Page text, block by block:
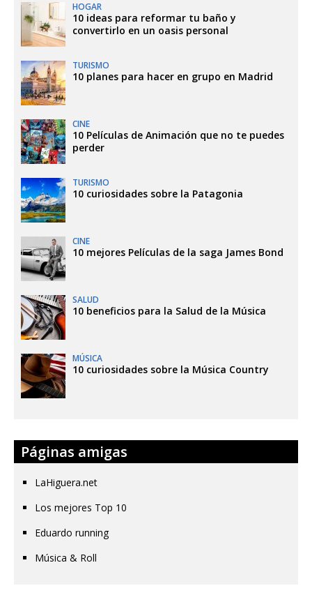
HOGAR
10 ideas para reformar tu baño y
convertirlo en un oasis personal
TURISMO
10 planes para hacer en grupo en Madrid
CINE
10 Películas de Animación que no te puedes
perder
TURISMO
10 curiosidades sobre la Patagonia
CINE
10 mejores Películas de la saga James Bond
SALUD
10 beneficios para la Salud de la Música
MÚSICA
10 curiosidades sobre la Música Country
Páginas amigas
LaHiguera.net
Los mejores Top 10
Eduardo running
Música & Roll